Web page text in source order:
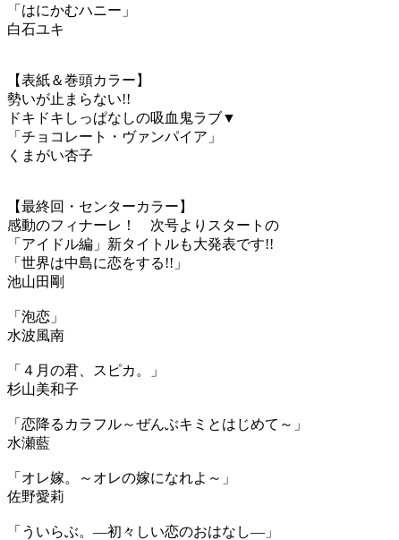
「はにかむハニー」
白石ユキ
【表紙＆巻頭カラー】
勢いが止まらない!!
ドキドキしっぱなしの吸血鬼ラブ▼
「チョコレート・ヴァンパイア」
くまがい杏子
【最終回・センターカラー】
感動のフィナーレ！ 次号よりスタートの
「アイドル編」新タイトルも大発表です!!
「世界は中島に恋をする!!」
池山田剛
「泡恋」
水波風南
「４月の君、スピカ。」
杉山美和子
「恋降るカラフル～ぜんぶキミとはじめて～」
水瀬藍
「オレ嫁。～オレの嫁になれよ～」
佐野愛莉
「ういらぶ。―初々しい恋のおはなし―」